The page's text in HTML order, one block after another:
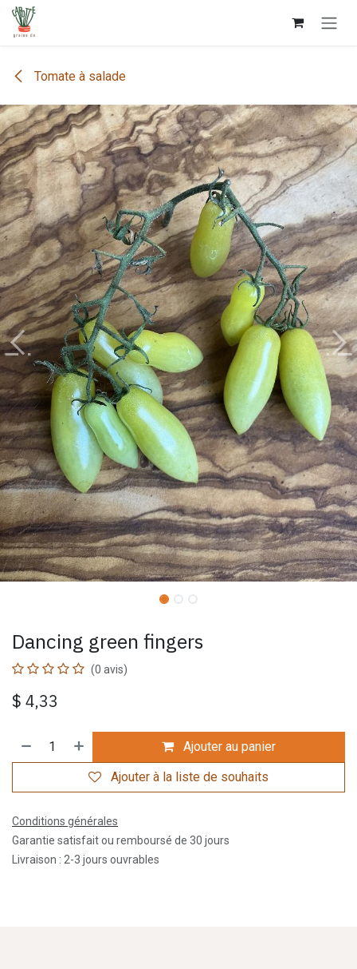
Se rendre au contenu
Tomate à salade
Dancing green fingers
(0 avis)
$ 4,33
Ajouter au panier
Ajouter à la liste de souhaits
Conditions générales
Garantie satisfait ou remboursé de 30 jours
Livraison : 2-3 jours ouvrables